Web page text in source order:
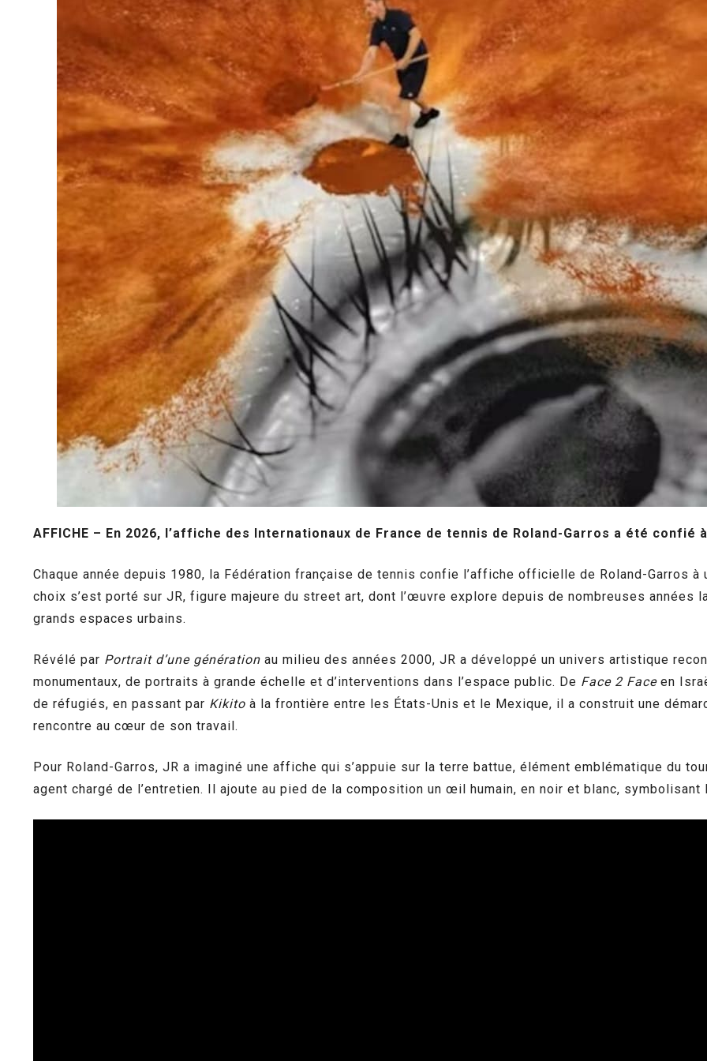
AFFICHE – En 2026, l’affiche des Internationaux de France de tennis de Roland-Garros a été
Chaque année depuis 1980, la Fédération française de tennis confie l’affiche officielle de Roland-Garros
choix s’est porté sur JR, figure majeure du street art, dont l’œuvre explore depuis de nombreuses années
grands espaces urbains.
Révélé par Portrait d’une génération au milieu des années 2000, JR a développé un univers artistique
monumentaux, de portraits à grande échelle et d’interventions dans l’espace public. De Face 2 Faceen
de réfugiés, en passant par Kikito à la frontière entre les États-Unis et le Mexique, il a construit une
rencontre au cœur de son travail.
Pour Roland-Garros, JR a imaginé une affiche qui s’appuie sur la terre battue, élément emblématique du
agent chargé de l’entretien. Il ajoute au pied de la composition un œil humain, en noir et blanc, symbolisant